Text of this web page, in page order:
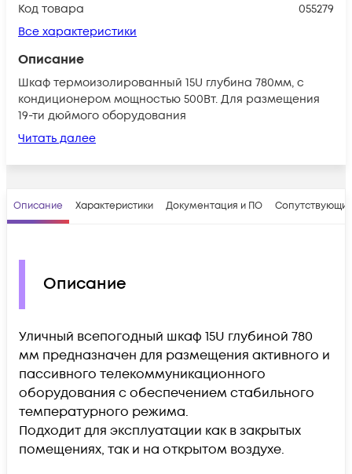
Код товара
055279
Все характеристики
Описание
Шкаф термоизолированный 15U глубина 780мм, с
кондиционером мощностью 500Вт. Для размещения
19-ти дюймого оборудования
Читать далее
Описание Характеристики Документация и ПО
Описание
Уличный всепогодный шкаф 15U глубиной 780
мм предназначен для размещения активного и
пассивного телекоммуникационного
оборудования с обеспечением стабильного
температурного режима.
Подходит для эксплуатации как в закрытых
помещениях, так и на открытом воздухе.